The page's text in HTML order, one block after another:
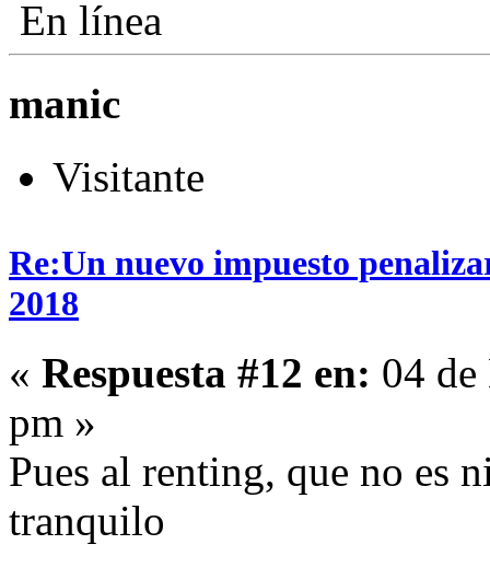
En línea
manic
Visitante
Re:Un nuevo impuesto
2018
« Respuesta #12 en: 04
pm »
Pues al renting, que no es
tranquilo